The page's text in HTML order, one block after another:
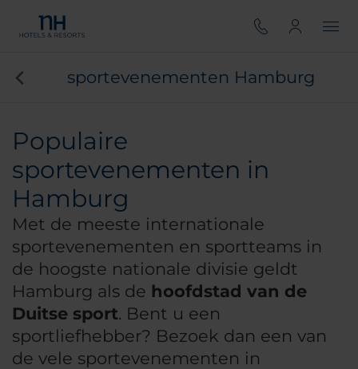
sportevenementen Hamburg
Populaire
sportevenementen in
Hamburg
Met de meeste internationale
sportevenementen en sportteams in
de hoogste nationale divisie geldt
Hamburg als de hoofdstad van de
Duitse sport. Bent u een
sportliefhebber? Bezoek dan een van
de vele sportevenementen in